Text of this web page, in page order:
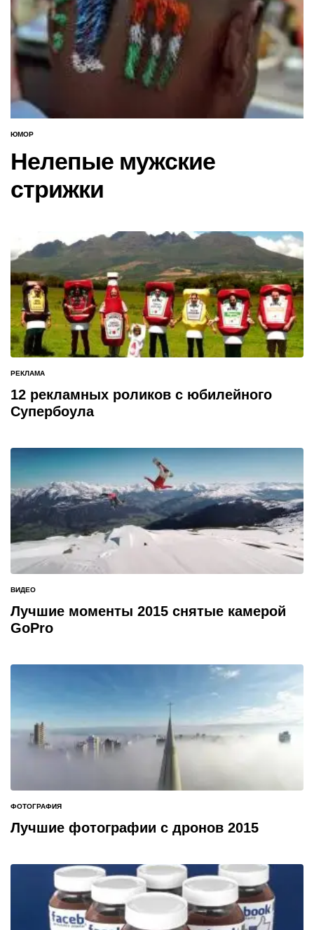
ОПУБЛИКОВАНО
ЮМОР
Нелепые мужские
стрижки
ОПУБЛИКОВАНО
В
РЕКЛАМА
12 рекламных роликов с юбилейного
Супербоула
ОПУБЛИКОВАНО
В
ВИДЕО
Лучшие моменты 2015 снятые камерой
GoPro
ОПУБЛИКОВАНО
В
ФОТОГРАФИЯ
Лучшие фотографии с дронов 2015